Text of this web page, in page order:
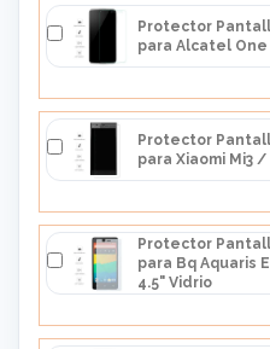
Protector
para Alcatel One
Protector
para Xiaomi Mi3 /
Protector
para Bq Aquaris
4.5" Vidrio